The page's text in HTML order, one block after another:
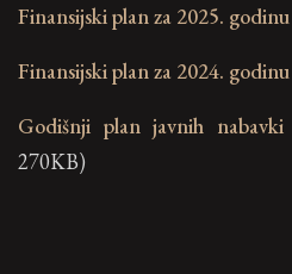
Finansijski plan za 2025. godinu
Finansijski plan za 2024. godinu
Godišnji plan javnih
270KB)